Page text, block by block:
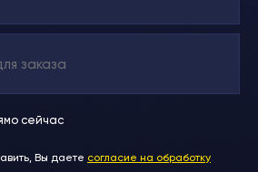
сейчас
Вы даете согласие на обработку